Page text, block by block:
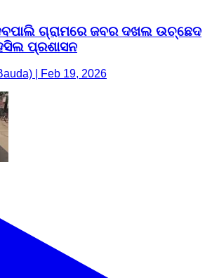
ଗ୍ରାମରେ ଜବର ଦଖଲ ଉଚ୍ଛେଦ
ପ୍ରଶାସନ
| Feb 19, 2026